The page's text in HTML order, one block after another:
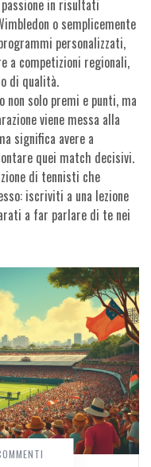
in risultati
o semplicemente
personalizzati,
a competizioni regionali,
di qualità.
solo premi e punti, ma
viene messa alla
significa avere a
quei match decisivi.
di tennisti che
iscriviti a una lezione
a far parlare di te nei